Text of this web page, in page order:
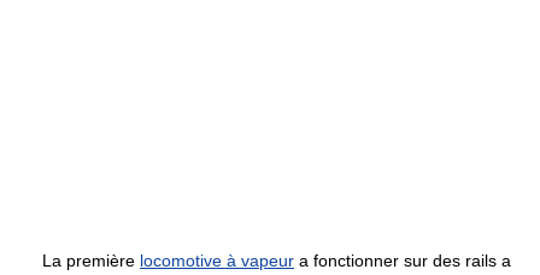
La première locomotive à vapeur a fonctionner sur des rails a